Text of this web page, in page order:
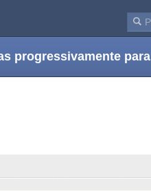
progressivamente para